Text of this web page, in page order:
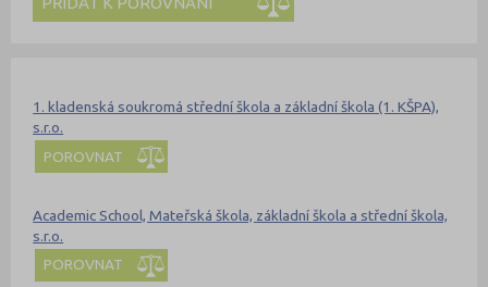
1. kladenská soukromá střední škola a základní škola (1. KŠPA),
s.r.o.
POROVNAT
Academic School, Mateřská škola, základní škola a střední škola,
s.r.o.
POROVNAT